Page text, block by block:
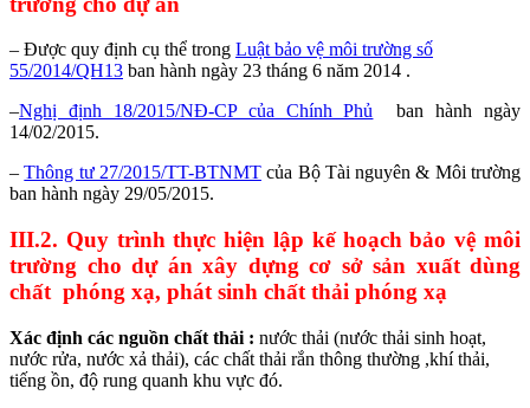
– Được quy định cụ thể trong Luật bảo vệ môi trường số
55/2014/QH13 ban hành ngày 23 tháng 6 năm 2014 .
–Nghị định 18/2015/NĐ-CP của Chính Phủ ban hành ngày
14/02/2015.
–Thông tư 27/2015/TT-BTNMTcủa Bộ Tài nguyên & Môi trường
ban hành ngày 29/05/2015.
III.2. Quy trình thực hiện lập kế hoạch bảo vệ môi
trường cho dự án xây dựng cơ sở sản xuất dùng
chất phóng xạ, phát sinh chất thải phóng xạ
Xác định các nguồn chất thải : nước thải (nước thải sinh hoạt,
nước rửa, nước xả thải), các chất thải rắn thông thường ,khí thải,
tiếng ồn, độ rung quanh khu vực đó.